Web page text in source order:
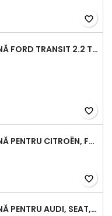
favorite_border
MIEZ TURBINĂ FORD TRANSIT 2.2 TDCI (2007-2016)
favorite_border
MIEZ TURBINĂ PENTRU CITROËN, FORD, MAZDA, MINI, PEUGEOT ȘI VOLVO - MOTORIZĂRI 1.6 HDI ȘI 1.6 D
favorite_border
MIEZ TURBINĂ PENTRU AUDI, SEAT, SKODA ȘI VOLKSWAGEN - MOTORIZĂRI 2.0 TDI 103KW 140CP